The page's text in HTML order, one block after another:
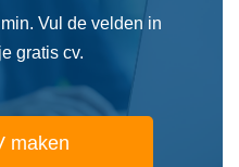
Vul de velden in
gratis cv.
maken